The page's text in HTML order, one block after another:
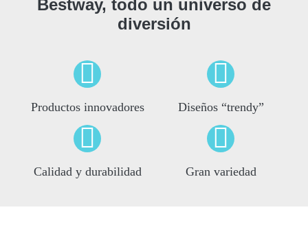
Bestway, todo un universo de
diversión
Productos innovadores Diseños “trendy”
Calidad y durabilidad Gran variedad